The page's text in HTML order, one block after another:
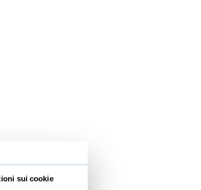
sui cookie